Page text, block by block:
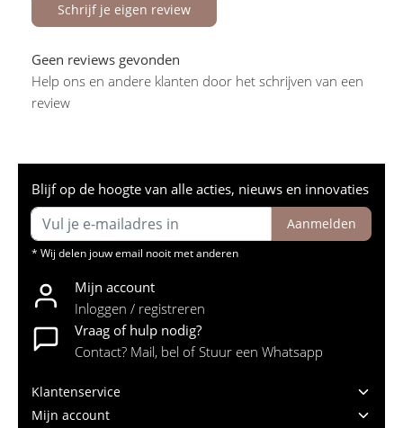
Schrijf je eigen review
Geen reviews gevonden
Help ons en andere klanten door het schrijven van een
review
Blijf op de hoogte van alle acties, nieuws en innovaties
Aanmelden
* Wij delen jouw email nooit met anderen
Mijn account
Inloggen / registreren
Vraag of hulp nodig?
Contact? Mail, bel of Stuur een Whatsapp
Klantenservice
Mijn account